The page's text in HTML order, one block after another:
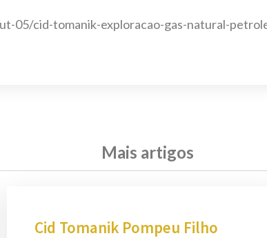
05/cid-tomanik-exploracao-gas-natural-
Mais artigos
Cid Tomanik Pompeu Filho